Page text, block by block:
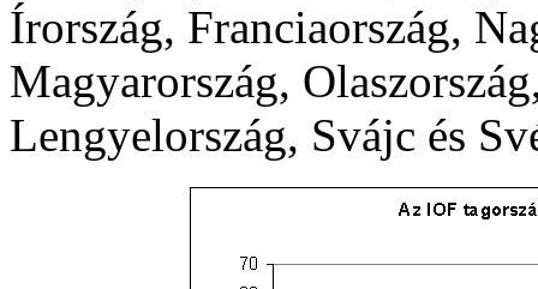
Írország, Franciaország,
Magyarország,
Lengyelország, Svájc és